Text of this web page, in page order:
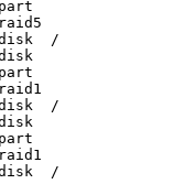
/
disk
part
/
disk
part
/